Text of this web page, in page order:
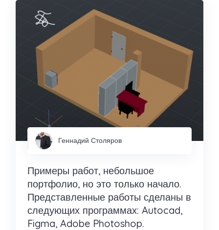
Геннадий Столяров
Примеры работ, небольшое
портфолио, но это только начало.
Представленные работы сделаны в
следующих программах: Autocad,
Figma, Adobe Photoshop.